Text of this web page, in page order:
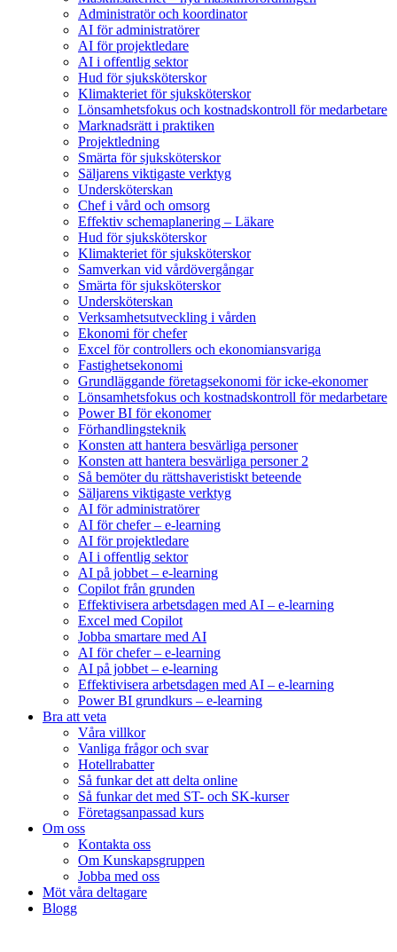
Administratör och koordinator
AI för administratörer
AI för projektledare
AI i offentlig sektor
Hud för sjuksköterskor
Klimakteriet för sjuksköterskor
Lönsamhetsfokus och kostnadskontroll för medarbetare
Marknadsrätt i praktiken
Projektledning
Smärta för sjuksköterskor
Säljarens viktigaste verktyg
Undersköterskan
Chef i vård och omsorg
Effektiv schemaplanering – Läkare
Hud för sjuksköterskor
Klimakteriet för sjuksköterskor
Samverkan vid vårdövergångar
Smärta för sjuksköterskor
Undersköterskan
Verksamhetsutveckling i vården
Ekonomi för chefer
Excel för controllers och ekonomiansvariga
Fastighetsekonomi
Grundläggande företagsekonomi för icke-ekonomer
Lönsamhetsfokus och kostnadskontroll för medarbetare
Power BI för ekonomer
Förhandlingsteknik
Konsten att hantera besvärliga personer
Konsten att hantera besvärliga personer 2
Så bemöter du rättshaveristiskt beteende
Säljarens viktigaste verktyg
AI för administratörer
AI för chefer – e-learning
AI för projektledare
AI i offentlig sektor
AI på jobbet – e-learning
Copilot från grunden
Effektivisera arbetsdagen med AI – e-learning
Excel med Copilot
Jobba smartare med AI
AI för chefer – e-learning
AI på jobbet – e-learning
Effektivisera arbetsdagen med AI – e-learning
Power BI grundkurs – e-learning
Bra att veta
Våra villkor
Vanliga frågor och svar
Hotellrabatter
Så funkar det att delta online
Så funkar det med ST- och SK-kurser
Företagsanpassad kurs
Om oss
Kontakta oss
Om Kunskapsgruppen
Jobba med oss
Möt våra deltagare
Blogg